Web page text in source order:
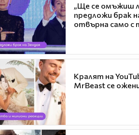
„Ще се омъжиш
предложи брак
отвърна само с
Кралят на
MrBeast се